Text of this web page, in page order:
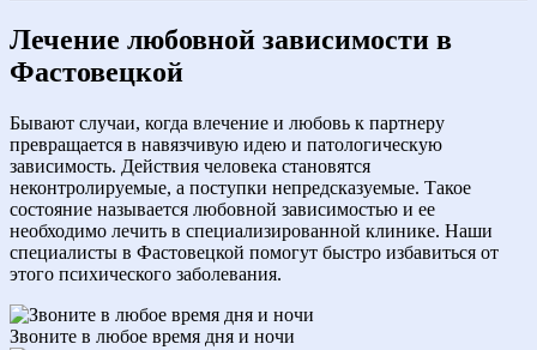
Лечение любовной зависимости в
Фастовецкой
Бывают случаи, когда влечение и любовь к партнеру
превращается в навязчивую идею и патологическую
зависимость. Действия человека становятся
неконтролируемые, а поступки непредсказуемые. Такое
состояние называется любовной зависимостью и ее
необходимо лечить в специализированной клинике. Наши
специалисты в Фастовецкой помогут быстро избавиться от
этого психического заболевания.
Звоните в любое время дня и ночи